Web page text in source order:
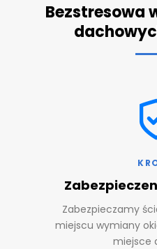
Bezstresowa
Zabezpieczamy
miejscu wymiany
miejsce